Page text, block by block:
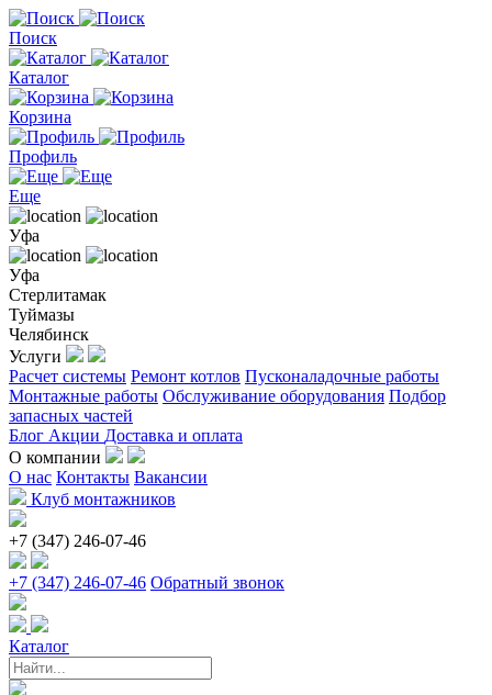
Поиск
Каталог
Корзина
Профиль
Еще
Уфа
Уфа
Стерлитамак
Туймазы
Челябинск
Услуги
Расчет системы Ремонт котлов Пусконаладочные работы
Монтажные работы Обслуживание оборудования Подбор
запасных частей
Блог Акции Доставка и оплата
О компании
О нас Контакты Вакансии
Клуб монтажников
+7 (347) 246-07-46
+7 (347) 246-07-46 Обратный звонок
Каталог